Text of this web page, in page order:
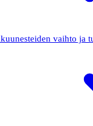
vaihto ja